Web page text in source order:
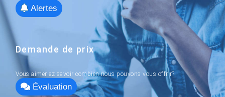
Alertes
Demande de prix
Vous aimeriez savoir combien nous pouvons vous offrir?
Évaluation